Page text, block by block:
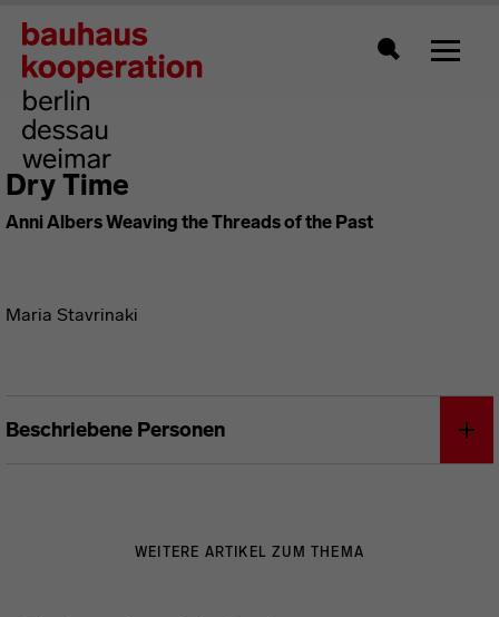
Zeigt
Dry Time
Anni Albers Weaving the Threads of the Past
Maria Stavrinaki
Beschriebene Personen
WEITERE ARTIKEL ZUM THEMA